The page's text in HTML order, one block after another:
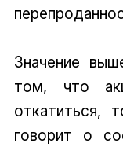
Значение
том, что
откатиться,
говорит о